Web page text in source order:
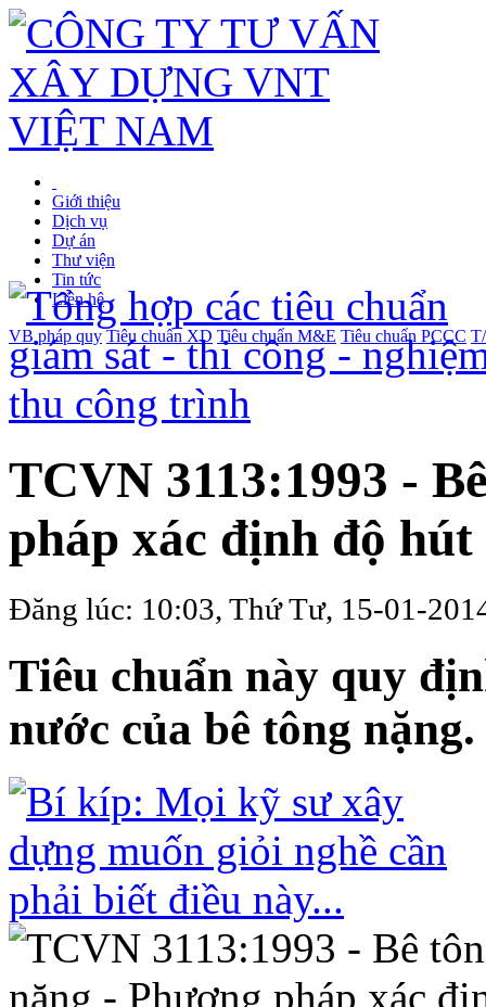
Giới thiệu
Dịch vụ
Dự án
Thư viện
Tin tức
Liên hệ
VB pháp quy Tiêu chuẩn XD Tiêu chuẩn M&E Tiêu chuẩn PCCC
TCVN 3113:1993 -
pháp xác định độ
Đăng lúc: 10:03, Thứ Tư, 15-01-
Tiêu chuẩn này quy
nước của bê tông nặng.